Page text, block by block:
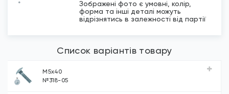
*
Зображені фото є умовні, колір,
форма та інші деталі можуть
відрізнятись в залежності від партії
3.3мм, 3.88мм, 4.88мм
Діаметр
головки
Список варіантів товару
М5х40
№318-05